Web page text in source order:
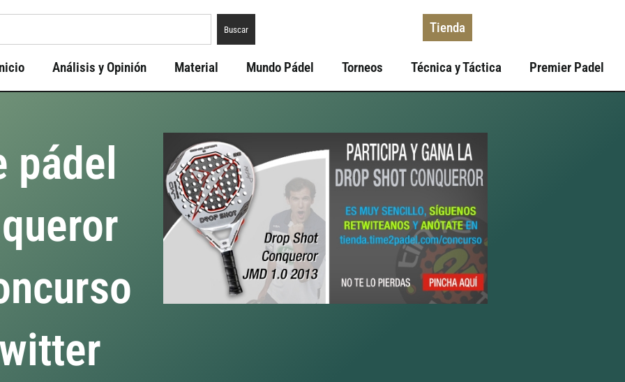
Buscar Tienda
Análisis y Opinión Material Mundo Pádel Torneos Técnica y Táctica Premier Padel
pádel